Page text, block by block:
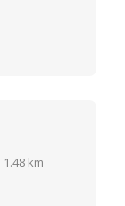
1.48 km